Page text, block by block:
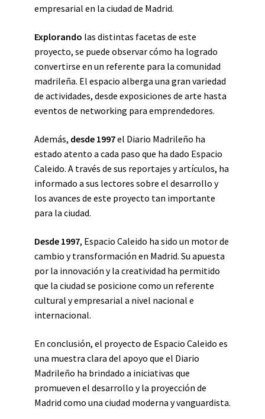
empresarial en la ciudad de Madrid.
Explorando las distintas facetas de este
proyecto, se puede observar cómo ha logrado
convertirse en un referente para la comunidad
madrileña. El espacio alberga una gran variedad
de actividades, desde exposiciones de arte hasta
eventos de networking para emprendedores.
Además, desde 1997el Diario Madrileño ha
estado atento a cada paso que ha dado Espacio
Caleido. A través de sus reportajes y artículos, ha
informado a sus lectores sobre el desarrollo y
los avances de este proyecto tan importante
para la ciudad.
Desde 1997, Espacio Caleido ha sido un motor de
cambio y transformación en Madrid. Su apuesta
por la innovación y la creatividad ha permitido
que la ciudad se posicione como un referente
cultural y empresarial a nivel nacional e
internacional.
En conclusión, el proyecto de Espacio Caleido es
una muestra clara del apoyo que el Diario
Madrileño ha brindado a iniciativas que
promueven el desarrollo y la proyección de
Madrid como una ciudad moderna y vanguardista.